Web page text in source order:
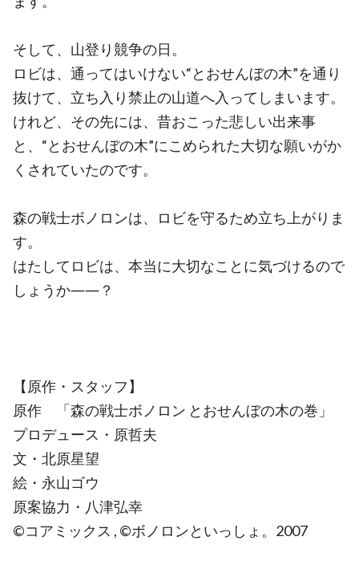
そして、山登り競争の日。
ロビは、通ってはいけない“とおせんぼの木”を通り
抜けて、立ち入り禁止の山道へ入ってしまいます。
けれど、その先には、昔おこった悲しい出来事
と、“とおせんぼの木”にこめられた大切な願いがか
くされていたのです。
森の戦士ボノロンは、ロビを守るため立ち上がりま
す。
はたしてロビは、本当に大切なことに気づけるので
しょうか――？
【原作・スタッフ】
原作 「森の戦士ボノロン とおせんぼの木の巻」
プロデュース・原哲夫
文・北原星望
絵・永山ゴウ
原案協力・八津弘幸
©コアミックス , ©ボノロンといっしょ。2007